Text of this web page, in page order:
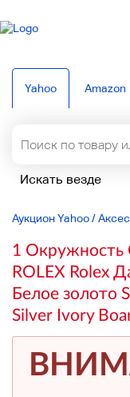
Yahoo Amazon
Аукцион Yahoo/
1 Окружность
ROLEX Rolex
Белое золото
Silver Ivory